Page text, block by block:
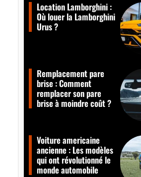
Location Lamborghini :
Où louer la Lamborghini
Urus ?
Remplacement pare
brise : Comment
remplacer son pare
brise à moindre coût ?
Voiture americaine
ancienne : Les modèles
qui ont révolutionné le
monde automobile